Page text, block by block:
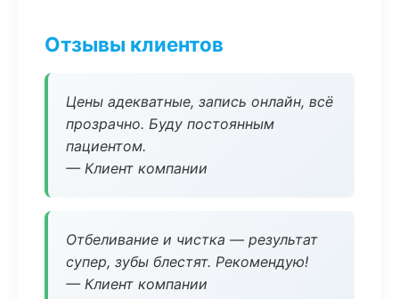
Отзывы клиентов
Цены адекватные, запись онлайн, всё
прозрачно. Буду постоянным
пациентом.
— Клиент компании
Отбеливание и чистка — результат
супер, зубы блестят. Рекомендую!
— Клиент компании